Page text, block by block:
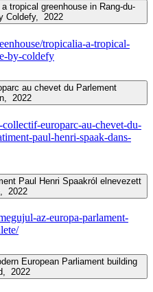
tropical greenhouse in Rang-du-
Coldefy, 2022
tropicalia-a-tropical-
by-coldefy
au chevet du Parlement
2022
europarc-au-chevet-du-
paul-henri-spaak-dans-
Paul Henri Spaakról elnevezett
2022
az-europa-parlament-
European Parliament building
2022